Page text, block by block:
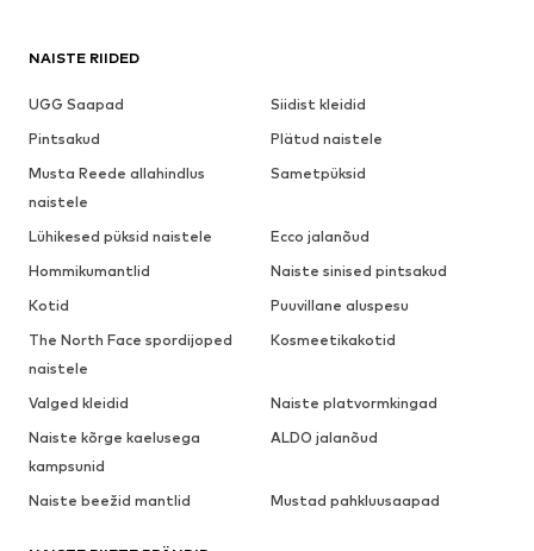
NAISTE RIIDED
UGG Saapad
Siidist kleidid
Pintsakud
Plätud naistele
Musta Reede allahindlus
naistele
Sametpüksid
Lühikesed püksid naistele
Ecco jalanõud
Hommikumantlid
Naiste sinised pintsakud
Kotid
Puuvillane aluspesu
The North Face spordijoped
naistele
Kosmeetikakotid
Valged kleidid
Naiste platvormkingad
Naiste kõrge kaelusega
kampsunid
ALDO jalanõud
Naiste beežid mantlid Mustad pahkluusaapad